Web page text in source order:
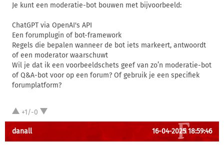
Je kunt een moderatie-bot bouwen met bijvoorbeeld:
ChatGPT via OpenAI's API
Een forumplugin of bot-framework
Regels die bepalen wanneer de bot iets markeert, antwoordt
of een moderator waarschuwt
Wil je dat ik een voorbeeldschets geef van zo’n moderatie-bot
of Q&A-bot voor op een forum? Of gebruik je een specifiek
forumplatform?
+1/-0
danall 16-04-2025 18:59:46